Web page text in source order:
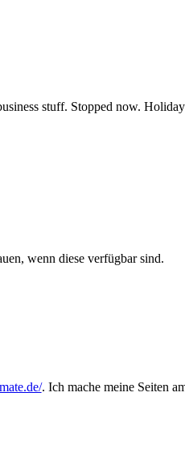
stuff. Stopped now.
wenn diese verfügbar sind.
. Ich mache meine Seiten